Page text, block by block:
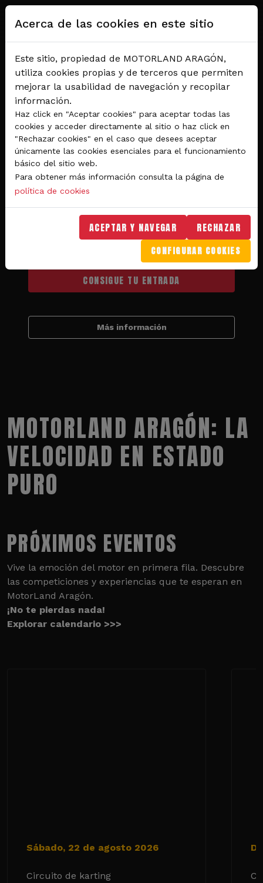
Pasar al contenido principal
Del 28 al 30 de agosto 2026
Circuito de velocidad
GRAN PREMIO
MICHELIN® DE ARAGÓN
DE MOTOGP™ 2026
CONSIGUE TU ENTRADA
Más información
MOTORLAND ARAGÓN: LA
VELOCIDAD EN ESTADO
PURO
PRÓXIMOS EVENTOS
Vive la emoción del motor en primera fila. Descubre
las competiciones y experiencias que te esperan en
MotorLand Aragón.
¡No te pierdas nada!
Explorar calendario >>>
Sábado, 22 de agosto 2026
Circuito de karting
Acerca de las cookies en este sitio
Este sitio, propiedad de MOTORLAND ARAGÓN,
utiliza cookies propias y de terceros que permiten
mejorar la usabilidad de navegación y recopilar
información.
Haz click en "Aceptar cookies" para aceptar todas las
cookies y acceder directamente al sitio o haz click en
"Rechazar cookies" en el caso que desees aceptar
únicamente las cookies esenciales para el funcionamiento
básico del sitio web.
Para obtener más información consulta la página de
política de cookies
ACEPTAR Y NAVEGAR RECHAZAR
CONFIGURAR COOKIES